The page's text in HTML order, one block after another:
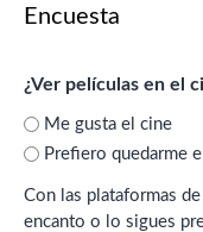
Encuesta
¿Ver películas en el
Me gusta el cine
Prefiero quedarme
Con las plataformas de streaming,
encanto o lo